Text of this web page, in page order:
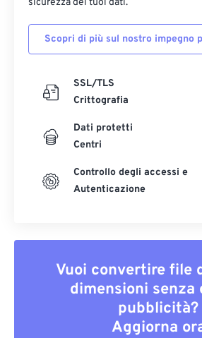
sicurezza dei tuoi dati.
Scopri di più sul nostro impegno
SSL/TLS
Crittografia
Dati protetti
Centri
Controllo degli accessi e
Autenticazione
Vuoi convertire file
dimensioni senza
pubblicità?
Aggiorna